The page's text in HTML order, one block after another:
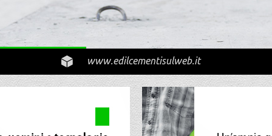
www.edilcementisulweb.it